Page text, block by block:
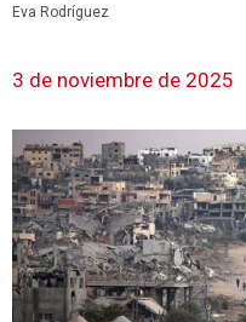
Eva Rodríguez
3 de noviembre de 2025